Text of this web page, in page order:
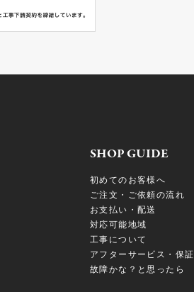
SHOP GUIDE
初めてのお客様へ
ご注文・ご依頼の流れ
お支払い・配送
対応可能地域
工事について
アフターサービス・保証
故障かな？と思ったら